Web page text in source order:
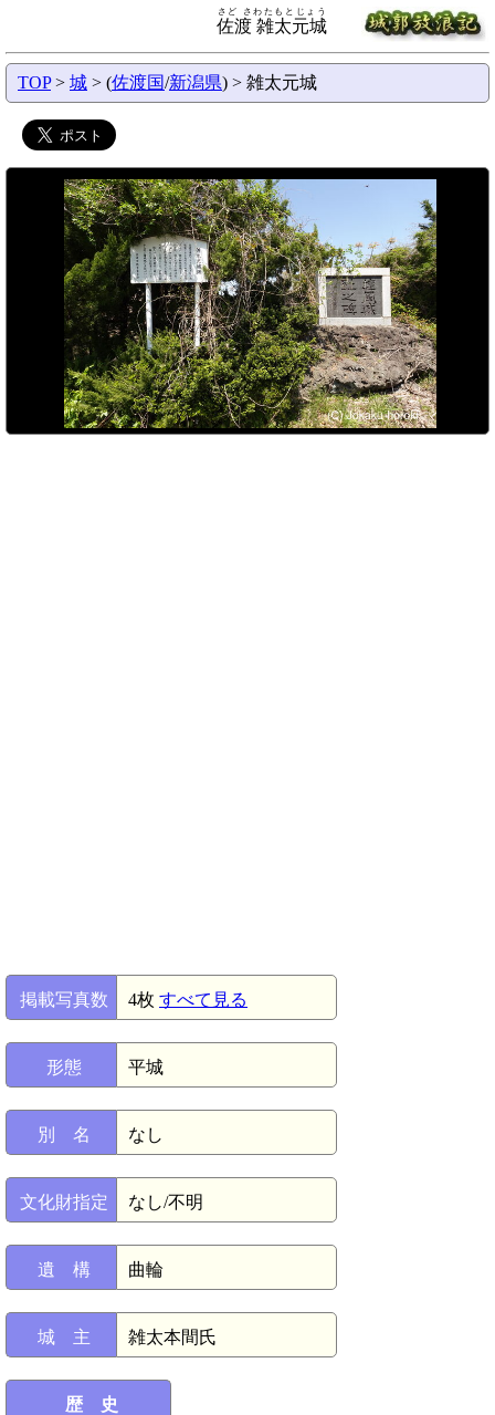
佐渡 雑太元城
さど さわたもとじょう
TOP> 城 > (佐渡国/新潟県) > 雑太元城
掲載写真数 4枚 すべて見る
形態 平城
別 名 なし
文化財指定 なし/不明
遺 構 曲輪
城 主 雑太本間氏
歴 史